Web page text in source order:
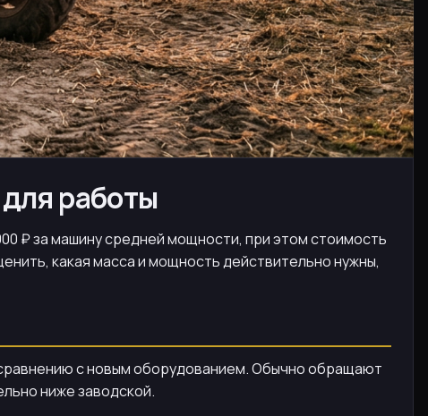
работы
₽ за машину средней мощности, при этом стоимость
какая масса и мощность действительно нужны,
с новым оборудованием. Обычно обращают
ниже заводской.